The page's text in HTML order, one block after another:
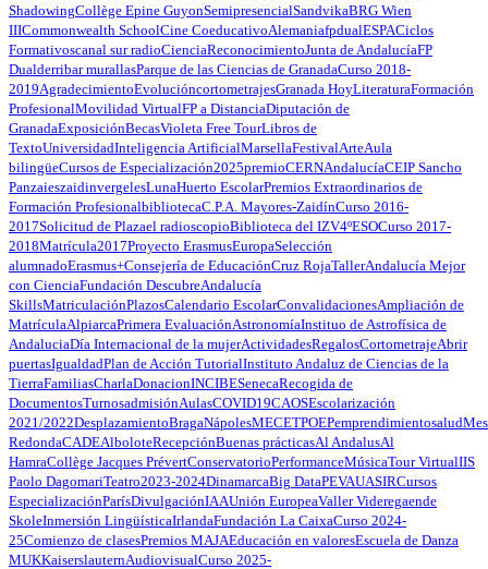
ShadowingCollège Epine GuyonSemipresencialSandvikaBRG Wien
IIICommonwealth SchoolCine CoeducativoAlemaniafpdualESPACiclos
Formativoscanal sur radioCienciaReconocimientoJunta de AndalucíaFP
Dualderribar murallasParque de las Ciencias de GranadaCurso 2018-
2019AgradecimientoEvolucióncortometrajesGranada HoyLiteraturaFormación
ProfesionalMovilidad VirtualFP a DistanciaDiputación de
GranadaExposiciónBecasVioleta Free TourLibros de
TextoUniversidadInteligencia ArtificialMarsellaFestivalArteAula
bilingüeCursos de Especialización2025premioCERNAndalucíaCEIP Sancho
PanzaieszaidinvergelesLunaHuerto EscolarPremios Extraordinarios de
Formación ProfesionalbibliotecaC.P.A. Mayores-ZaidínCurso 2016-
2017Solicitud de Plazael radioscopioBiblioteca del IZV4ºESOCurso 2017-
2018Matrícula2017Proyecto ErasmusEuropaSelección
alumnadoErasmus+Consejería de EducaciónCruz RojaTallerAndalucía Mejor
con CienciaFundación DescubreAndalucía
SkillsMatriculaciónPlazosCalendario EscolarConvalidacionesAmpliación de
MatrículaAlpiarcaPrimera EvaluaciónAstronomíaInstituo de Astrofísica de
AndaluciaDía Internacional de la mujerActividadesRegalosCortometrajeAbrir
puertasIgualdadPlan de Acción TutorialInstituto Andaluz de Ciencias de la
TierraFamiliasCharlaDonacionINCIBESenecaRecogida de
DocumentosTurnosadmisiónAulasCOVID19CAOSEscolarización
2021/2022DesplazamientoBragaNápolesMECETPOEPemprendimientosalud
RedondaCADEAlboloteRecepciónBuenas prácticasAl AndalusAl
HamraCollège Jacques PrévertConservatorioPerformanceMúsicaTour VirtualIIS
Paolo DagomariTeatro2023-2024DinamarcaBig DataPEVAUASIRCursos
EspecializaciónParísDivulgaciónIAAUnión EuropeaValler Videregaende
SkoleInmersión LingüísticaIrlandaFundación La CaixaCurso 2024-
25Comienzo de clasesPremios MAJAEducación en valoresEscuela de Danza
MUKKaiserslauternAudiovisualCurso 2025-